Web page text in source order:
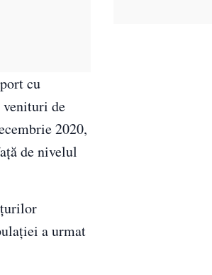
cu
venituri de
2020,
de nivelul
a urmat